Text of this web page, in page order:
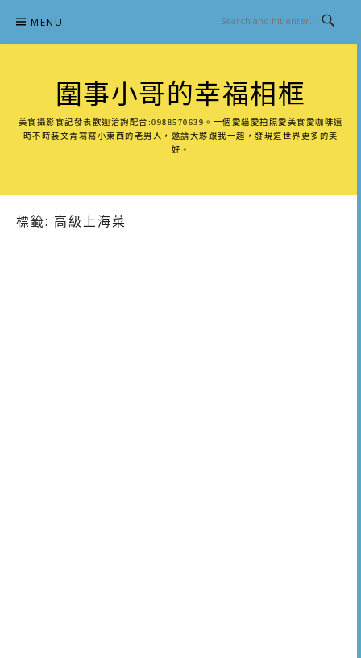
content
MENU
圍事小哥的幸福相框
美食攝影食記發表歡迎洽詢配合:0988570639。一個愛貓愛拍照愛美食愛咖啡還
時不時裝文青寫寫小東西的老男人，邀請大夥跟我一起，發現這世界更多的美
好。
標籤: 高級上海菜